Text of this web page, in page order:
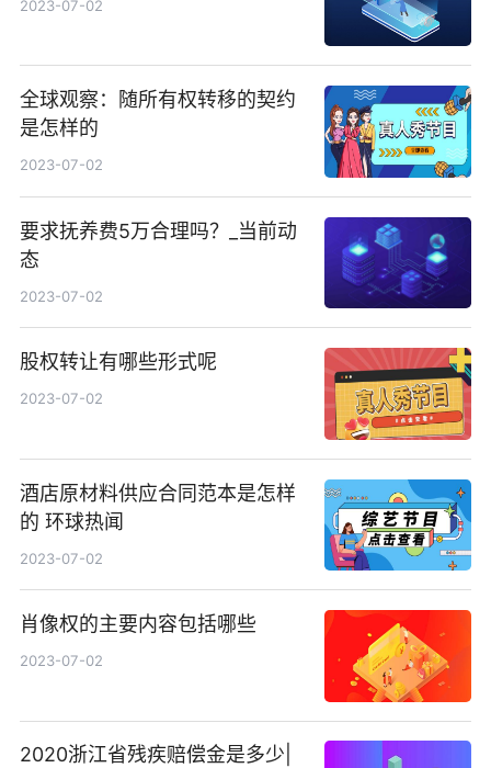
2023-07-02
全球观察：随所有权转移的契约
是怎样的
2023-07-02
要求抚养费5万合理吗？_当前动
态
2023-07-02
股权转让有哪些形式呢
2023-07-02
酒店原材料供应合同范本是怎样
的 环球热闻
2023-07-02
肖像权的主要内容包括哪些
2023-07-02
2020浙江省残疾赔偿金是多少|